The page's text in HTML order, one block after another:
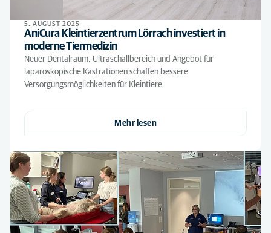
5. AUGUST 2025
AniCura Kleintierzentrum Lörrach investiert in
moderne Tiermedizin
Neuer Dentalraum, Ultraschallbereich und Angebot für
laparoskopische Kastrationen schaffen bessere
Versorgungsmöglichkeiten für Kleintiere.
Mehr lesen